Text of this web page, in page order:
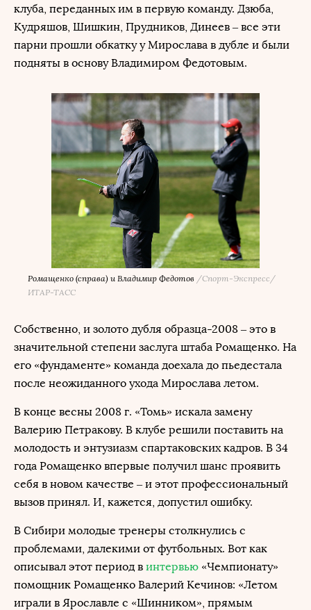
клуба, переданных им в первую команду. Дзюба,
Кудряшов, Шишкин, Прудников, Динеев – все эти
парни прошли обкатку у Мирослава в дубле и были
подняты в основу Владимиром Федотовым.
Ромащенко (справа) и Владимир Федотов /Спорт-Экспресс/
ИТАР-ТАСС
Собственно, и золото дубля образца-2008 – это в
значительной степени заслуга штаба Ромащенко. На
его «фундаменте» команда доехала до пьедестала
после неожиданного ухода Мирослава летом.
В конце весны 2008 г. «Томь» искала замену
Валерию Петракову. В клубе решили поставить на
молодость и энтузиазм спартаковских кадров. В 34
года Ромащенко впервые получил шанс проявить
себя в новом качестве – и этот профессиональный
вызов принял. И, кажется, допустил ошибку.
В Сибири молодые тренеры столкнулись с
проблемами, далекими от футбольных. Вот как
описывал этот период в интервью «Чемпионату»
помощник Ромащенко Валерий Кечинов: «Летом
играли в Ярославле с «Шинником», прямым